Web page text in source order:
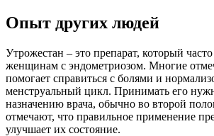
Опыт других людей
Утрожестан – это препарат, который
женщинам с эндометриозом. Многие
помогает справиться с болями и
менструальный цикл. Принимать его
назначению врача, обычно во второй
отмечают, что правильное применение
улучшает их состояние.